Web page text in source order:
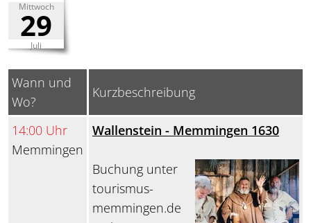
Mittwoch
29
Juli
Wann und
Wo?
Kurzbeschreibung
14:00 Uhr
Memmingen
Wallenstein - Memmingen 1630
Buchung unter
tourismus-
memmingen.de